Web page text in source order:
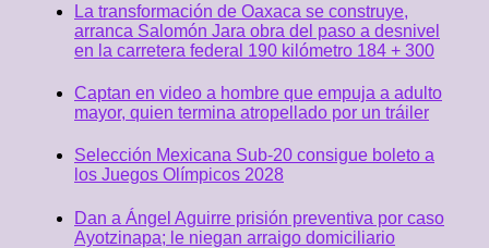
La transformación de Oaxaca se construye,
arranca Salomón Jara obra del paso a desnivel
en la carretera federal 190 kilómetro 184 + 300
Captan en video a hombre que empuja a adulto
mayor, quien termina atropellado por un tráiler
Selección Mexicana Sub-20 consigue boleto a
los Juegos Olímpicos 2028
Dan a Ángel Aguirre prisión preventiva por caso
Ayotzinapa; le niegan arraigo domiciliario